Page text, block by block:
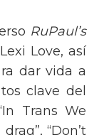
RuPaul’s
Love, así
dar vida a
clave del
Trans We
“Don’t